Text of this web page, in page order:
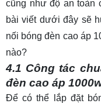
cũng như độ an toàn
bài viết dưới đây sẽ
nối bóng đèn cao áp
nào?
4.1 Công tác
đèn cao áp
Để có thể lắp đặt